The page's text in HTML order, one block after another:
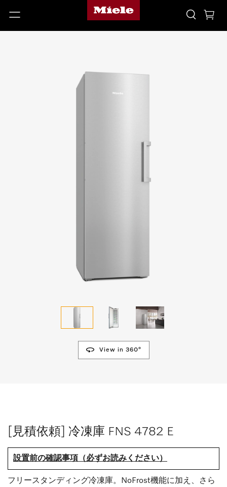
View in 360°
[見積依頼] 冷凍庫 FNS 4782 E
設置前の確認事項（必ずお読みください）
フリースタンディング冷凍庫。NoFrost機能に加え、さら